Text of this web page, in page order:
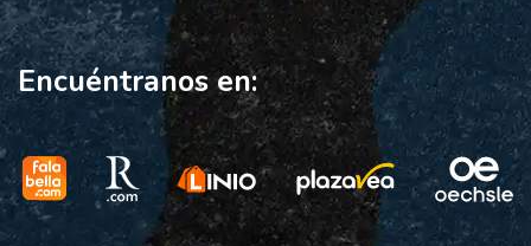
Encuéntranos en: